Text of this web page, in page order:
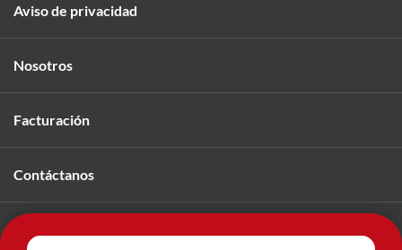
Aviso de privacidad
Nosotros
Facturación
Contáctanos